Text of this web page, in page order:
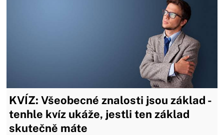
KVÍZ: Všeobecné znalosti jsou základ -
tenhle kvíz ukáže, jestli ten základ
skutečně máte